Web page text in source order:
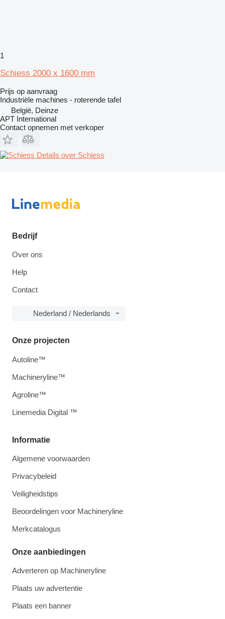
1
Schiess 2000 x 1600 mm
Prijs op aanvraag
Industriële machines - roterende tafel
België, Deinze
APT International
Contact opnemen met verkoper
Details over Schiess
Bedrijf
Over ons
Help
Contact
Nederland / Nederlands
Informatie
Algemene voorwaarden
Privacybeleid
Veiligheidstips
Beoordelingen voor Machineryline
Merkcatalogus
Onze aanbiedingen
Adverteren op Machineryline
Plaats uw advertentie
Plaats een banner
Onze projecten
Autoline™
Machineryline™
Agroline™
Linemedia Digital ™